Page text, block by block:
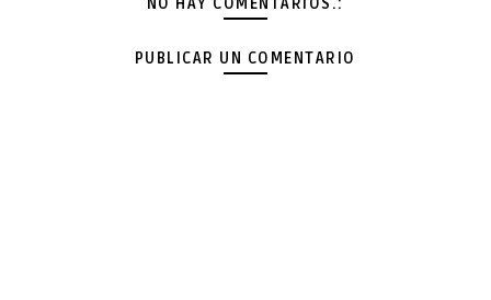
NO HAY COMENTARIOS.:
PUBLICAR UN COMENTARIO